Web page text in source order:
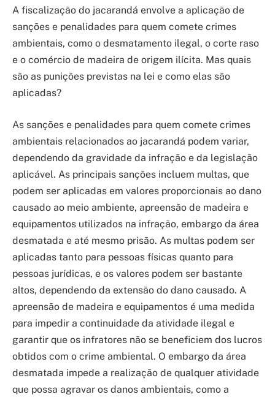
A fiscalização do jacarandá envolve a aplicação de
sanções e penalidades para quem comete crimes
ambientais, como o desmatamento ilegal, o corte raso
e o comércio de madeira de origem ilícita. Mas quais
são as punições previstas na lei e como elas são
aplicadas?
As sanções e penalidades para quem comete crimes
ambientais relacionados ao jacarandá podem variar,
dependendo da gravidade da infração e da legislação
aplicável. As principais sanções incluem multas, que
podem ser aplicadas em valores proporcionais ao dano
causado ao meio ambiente, apreensão de madeira e
equipamentos utilizados na infração, embargo da área
desmatada e até mesmo prisão. As multas podem ser
aplicadas tanto para pessoas físicas quanto para
pessoas jurídicas, e os valores podem ser bastante
altos, dependendo da extensão do dano causado. A
apreensão de madeira e equipamentos é uma medida
para impedir a continuidade da atividade ilegal e
garantir que os infratores não se beneficiem dos lucros
obtidos com o crime ambiental. O embargo da área
desmatada impede a realização de qualquer atividade
que possa agravar os danos ambientais, como a